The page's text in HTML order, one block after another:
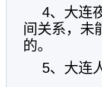
4、大连
间关系，未
的。
5、大连